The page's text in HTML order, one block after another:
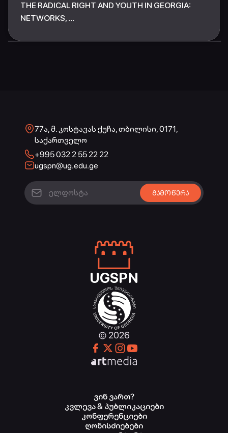
THE RADICAL RIGHT AND YOUTH IN GEORGIA:
NETWORKS, ...
77ა, მ. კოსტავას ქუჩა, თბილისი, 0171,
საქართველო
+995 032 2 55 22 22
ugspn@ug.edu.ge
UGSPN
© 2026
ვინ ვართ?
კვლევა & პუბლიკაციები
კონფერენციები
ღონისძიებები